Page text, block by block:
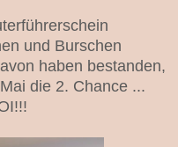
und Burschen
haben bestanden,
die 2. Chance ...